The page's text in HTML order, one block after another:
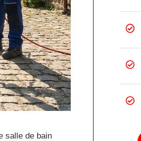
salle de bain